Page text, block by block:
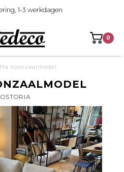
1-3 werkdagen
0
toonzaalmodel